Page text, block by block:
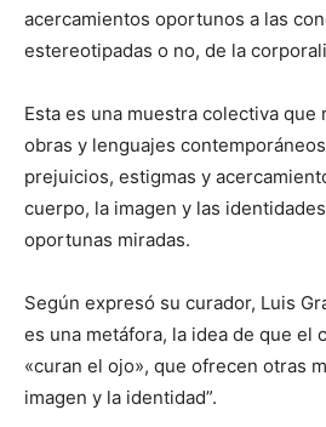
acercamientos oportunos a las
estereotipadas o no, de la
Esta es una muestra colectiva
obras y lenguajes
prejuicios, estigmas y
cuerpo, la imagen y las
oportunas miradas.
Según expresó su curador, Luis
es una metáfora, la idea de que el
«curan el ojo», que ofrecen otras
imagen y la identidad”.